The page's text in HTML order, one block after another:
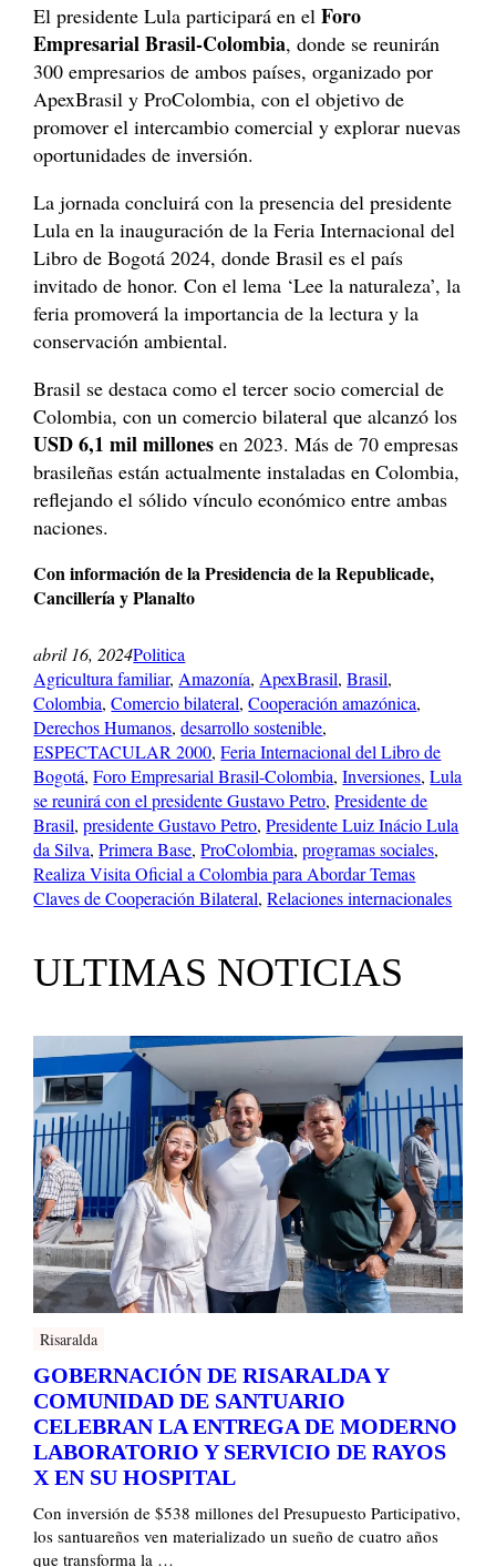
El presidente Lula participará en elForo
Empresarial Brasil-Colombia, donde se reunirán
300 empresarios de ambos países, organizado por
ApexBrasil y ProColombia, con el objetivo de
promover el intercambio comercial y explorar nuevas
oportunidades de inversión.
La jornada concluirá con la presencia del presidente
Lula en la inauguración de la Feria Internacional del
Libro de Bogotá 2024, donde Brasil es el país
invitado de honor. Con el lema ‘Lee la naturaleza’, la
feria promoverá la importancia de la lectura y la
conservación ambiental.
Brasil se destaca como el tercer socio comercial de
Colombia, con un comercio bilateral que alcanzó los
USD 6,1 mil millonesen 2023. Más de 70 empresas
brasileñas están actualmente instaladas en Colombia,
reflejando el sólido vínculo económico entre ambas
naciones.
Con información de la Presidencia de la Republicade,
Cancillería y Planalto
abril 16, 2024Politica
Agricultura familiar, Amazonía, ApexBrasil, Brasil
Colombia, Comercio bilateral, Cooperación amazónica
Derechos Humanos, desarrollo sostenible
ESPECTACULAR 2000, Feria Internacional del Libro de
Bogotá, Foro Empresarial Brasil-Colombia, Inversiones, Lula
se reunirá con el presidente Gustavo Petro, Presidente de
Brasil, presidente Gustavo Petro, Presidente Luiz Inácio Lula
da Silva, Primera Base, ProColombia, programas sociales
Realiza Visita Oficial a Colombia para Abordar Temas
Claves de Cooperación Bilateral, Relaciones internacionales
ULTIMAS NOTICIAS
Risaralda
GOBERNACIÓN DE RISARALDA Y
COMUNIDAD DE SANTUARIO
CELEBRAN LA ENTREGA DE MODERNO
LABORATORIO Y SERVICIO DE RAYOS
X EN SU HOSPITAL
Con inversión de $538 millones del Presupuesto Participativo,
los santuareños ven materializado un sueño de cuatro años
que transforma la …